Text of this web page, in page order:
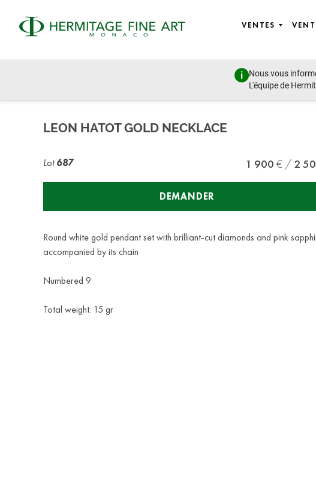
VENTES
Nous vous
L'équipe de
LEON HATOT GOLD NECKLACE
Lot687 1 900 2
DEMANDER
Round white gold pendant set with brilliant-cut diamonds and pink
accompanied by its chain
Numbered 9
Total weight: 15 gr